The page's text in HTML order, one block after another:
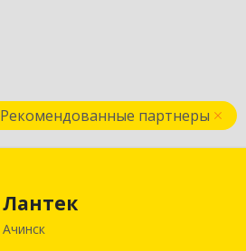
Рекомендованные партнеры
Лантек
Ачинск